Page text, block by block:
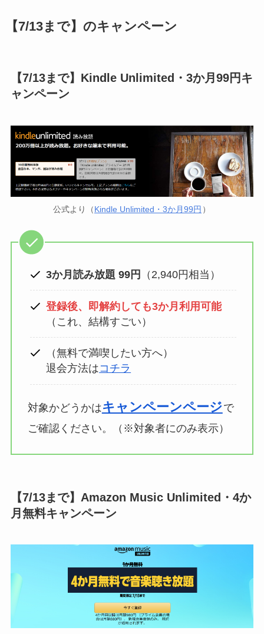
0048801
第一生命支店
【7/13まで】のキャンペーン
【7/13まで】Kindle Unlimited・3か月99円キ
ャンペーン
公式より（Kindle Unlimited・3か月99円 ）
3か月読み放題 99円 （2,940円相当）
登録後、即解約しても3か月利用可能
（これ、結構すごい）
（無料で満喫したい方へ）
退会方法はコチラ
対象かどうかはキャンペーンページで
ご確認ください。（※対象者にのみ表示）
【7/13まで】Amazon Music Unlimited・4か
月無料キャンペーン